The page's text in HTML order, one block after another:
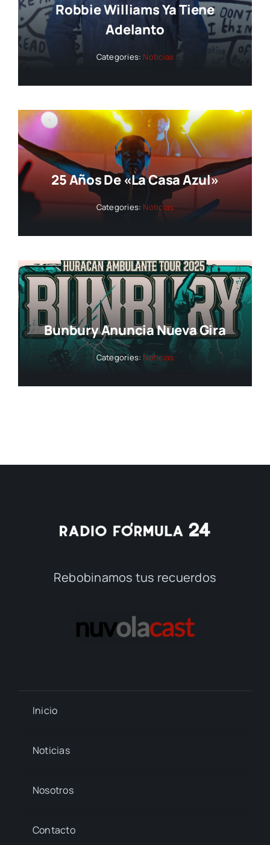
Robbie Williams Ya Tiene
Adelanto
Categories: Noticias
25 Años De «La Casa Azul»
Categories: Noticias
Bunbury Anuncia Nueva Gira
Categories: Noticias
Rebobinamos tus recuerdos
Inicio
Noticias
Nosotros
Contacto